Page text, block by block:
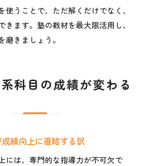
使うことで、ただ解くだけでなく、
きます。塾の教材を最大限活用し、
きましょう。
科目の成績が変わる
績向上に直結する訳
には、専門的な指導力が不可欠で